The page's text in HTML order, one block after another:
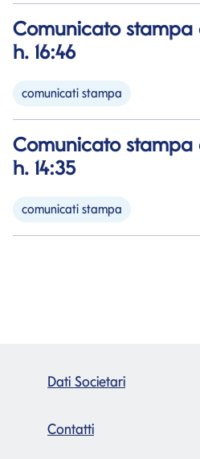
Comunicato
h. 16:46
comunicati stampa
Comunicato
h. 14:35
comunicati stampa
Dati Societari
Contatti